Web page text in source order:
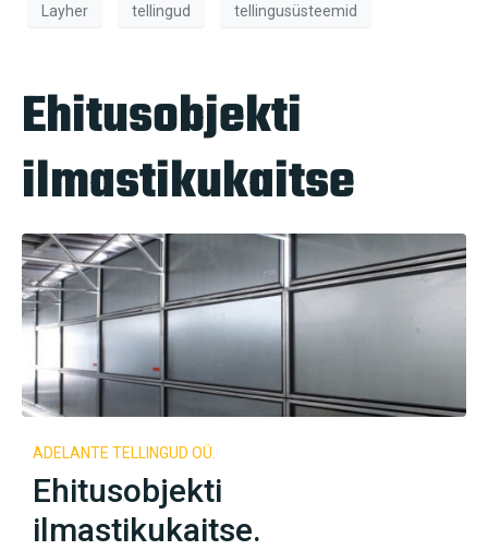
Layher tellingud tellingusüsteemid
Ehitusobjekti
ilmastikukaitse
ADELANTE TELLINGUD OÜ.
Ehitusobjekti
ilmastikukaitse.